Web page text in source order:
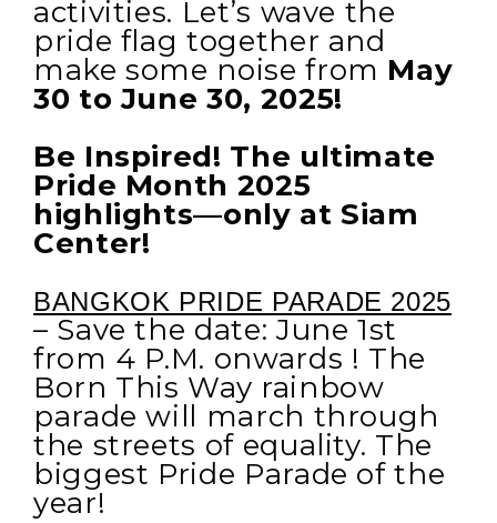
activities. Let’s wave the
pride flag together and
make some noise from May
30 to June 30, 2025!
Be Inspired! The ultimate
Pride Month 2025
highlights—only at Siam
Center!
BANGKOK PRIDE PARADE 2025
– Save the date: June 1st
from 4 P.M. onwards ! The
Born This Way rainbow
parade will march through
the streets of equality. The
biggest Pride Parade of the
year!